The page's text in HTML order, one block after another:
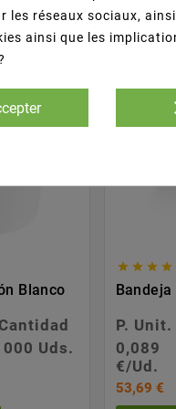
Blanco
Cantidad
Uds.
   
P. Unit.
0,089
€/Ud.
53,69 €
les réseaux sociaux,
ainsi que les